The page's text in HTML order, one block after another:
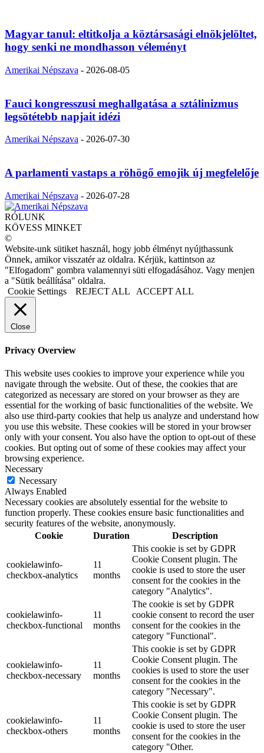
Magyar tanul: eltitkolja a köztársasági elnökjelöltet,
hogy senki ne mondhasson véleményt
Amerikai Népszava - 2026-08-05
Fauci kongresszusi meghallgatása a sztálinizmus
legsötétebb napjait idézi
Amerikai Népszava - 2026-07-30
A parlamenti vastaps a röhögő emojik új megfelelője
Amerikai Népszava - 2026-07-28
RÓLUNK
KÖVESS MINKET
©
Website-unk sütiket használ, hogy jobb élményt nyújthassunk
Önnek, amikor visszatér az oldalra. Kérjük, kattintson az
"Elfogadom" gombra valamennyi süti elfogadásához. Vagy menjen
a "Sütik beállítása" oldalra.
Cookie Settings
REJECT ALL ACCEPT ALL
Close
Privacy Overview
This website uses cookies to improve your experience while you
navigate through the website. Out of these, the cookies that are
categorized as necessary are stored on your browser as they are
essential for the working of basic functionalities of the website. We
also use third-party cookies that help us analyze and understand how
you use this website. These cookies will be stored in your browser
only with your consent. You also have the option to opt-out of these
cookies. But opting out of some of these cookies may affect your
browsing experience.
Necessary
Necessary
Always Enabled
Necessary cookies are absolutely essential for the website to
function properly. These cookies ensure basic functionalities and
security features of the website, anonymously.
Cookie
Duration Description
cookielawinfo-
checkbox-analytics
11
months
This cookie is set by GDPR
Cookie Consent plugin. The
cookie is used to store the user
consent for the cookies in the
category "Analytics".
cookielawinfo-
checkbox-functional
11
months
The cookie is set by GDPR
cookie consent to record the user
consent for the cookies in the
category "Functional".
cookielawinfo-
checkbox-necessary
11
months
This cookie is set by GDPR
Cookie Consent plugin. The
cookies is used to store the user
consent for the cookies in the
category "Necessary".
cookielawinfo-
checkbox-others
11
months
This cookie is set by GDPR
Cookie Consent plugin. The
cookie is used to store the user
consent for the cookies in the
category "Other.